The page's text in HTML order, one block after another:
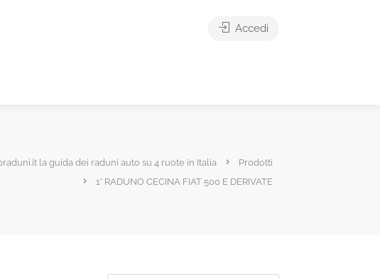
Accedi
la guida dei raduni auto su 4 ruote in Italia
Prodotti
1° RADUNO CECINA FIAT 500 E DERIVATE